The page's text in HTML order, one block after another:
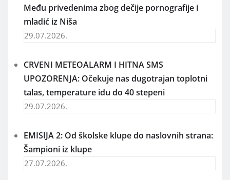
Među privedenima zbog dečije pornografije i
mladić iz Niša
29.07.2026.
CRVENI METEOALARM I HITNA SMS
UPOZORENJA: Očekuje nas dugotrajan toplotni
talas, temperature idu do 40 stepeni
29.07.2026.
EMISIJA 2: Od školske klupe do naslovnih strana:
Šampioni iz klupe
27.07.2026.